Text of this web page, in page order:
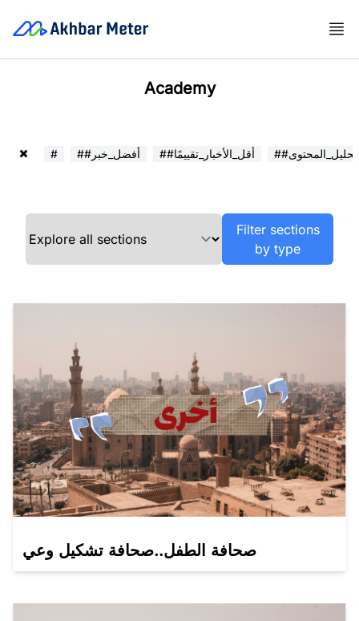
Academy
# ##أفضل_خبر ##أقل_الأخبار_تقييمًا ##تحليل_المحتوى
Filter sections
by type
صحافة الطفل..صحافة تشكيل وعي